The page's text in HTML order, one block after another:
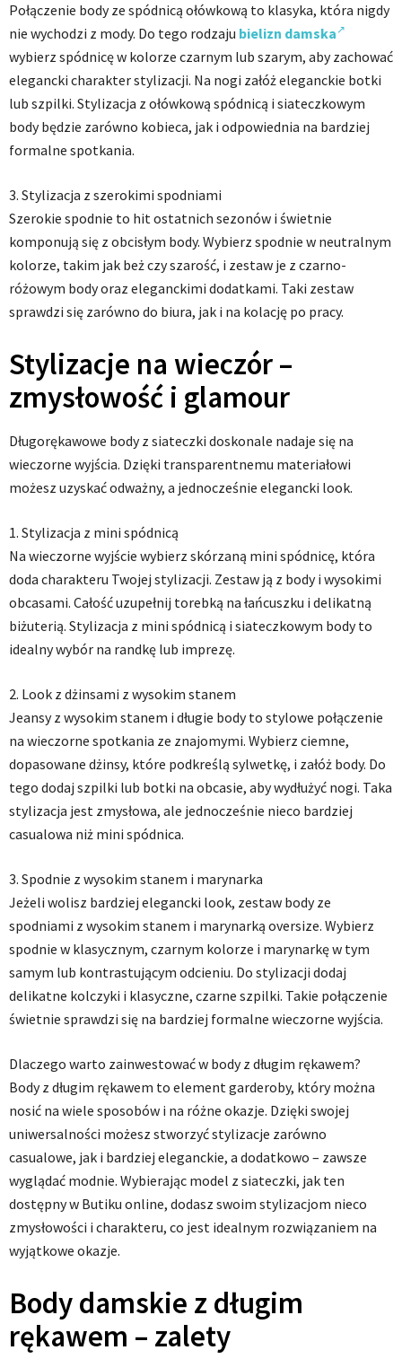
Połączenie body ze spódnicą ołówkową to klasyka, która nigdy
nie wychodzi z mody. Do tego rodzaju bielizn damska
wybierz spódnicę w kolorze czarnym lub szarym, aby zachować
elegancki charakter stylizacji. Na nogi załóż eleganckie botki
lub szpilki. Stylizacja z ołówkową spódnicą i siateczkowym
body będzie zarówno kobieca, jak i odpowiednia na bardziej
formalne spotkania.
3. Stylizacja z szerokimi spodniami
Szerokie spodnie to hit ostatnich sezonów i świetnie
komponują się z obcisłym body. Wybierz spodnie w neutralnym
kolorze, takim jak beż czy szarość, i zestaw je z czarno-
różowym body oraz eleganckimi dodatkami. Taki zestaw
sprawdzi się zarówno do biura, jak i na kolację po pracy.
Stylizacje na wieczór –
zmysłowość i glamour
Długorękawowe body z siateczki doskonale nadaje się na
wieczorne wyjścia. Dzięki transparentnemu materiałowi
możesz uzyskać odważny, a jednocześnie elegancki look.
1. Stylizacja z mini spódnicą
Na wieczorne wyjście wybierz skórzaną mini spódnicę, która
doda charakteru Twojej stylizacji. Zestaw ją z body i wysokimi
obcasami. Całość uzupełnij torebką na łańcuszku i delikatną
biżuterią. Stylizacja z mini spódnicą i siateczkowym body to
idealny wybór na randkę lub imprezę.
2. Look z dżinsami z wysokim stanem
Jeansy z wysokim stanem i długie body to stylowe połączenie
na wieczorne spotkania ze znajomymi. Wybierz ciemne,
dopasowane dżinsy, które podkreślą sylwetkę, i załóż body. Do
tego dodaj szpilki lub botki na obcasie, aby wydłużyć nogi. Taka
stylizacja jest zmysłowa, ale jednocześnie nieco bardziej
casualowa niż mini spódnica.
3. Spodnie z wysokim stanem i marynarka
Jeżeli wolisz bardziej elegancki look, zestaw body ze
spodniami z wysokim stanem i marynarką oversize. Wybierz
spodnie w klasycznym, czarnym kolorze i marynarkę w tym
samym lub kontrastującym odcieniu. Do stylizacji dodaj
delikatne kolczyki i klasyczne, czarne szpilki. Takie połączenie
świetnie sprawdzi się na bardziej formalne wieczorne wyjścia.
Dlaczego warto zainwestować w body z długim rękawem?
Body z długim rękawem to element garderoby, który można
nosić na wiele sposobów i na różne okazje. Dzięki swojej
uniwersalności możesz stworzyć stylizacje zarówno
casualowe, jak i bardziej eleganckie, a dodatkowo – zawsze
wyglądać modnie. Wybierając model z siateczki, jak ten
dostępny w Butiku online, dodasz swoim stylizacjom nieco
zmysłowości i charakteru, co jest idealnym rozwiązaniem na
wyjątkowe okazje.
Body damskie z długim
rękawem – zalety